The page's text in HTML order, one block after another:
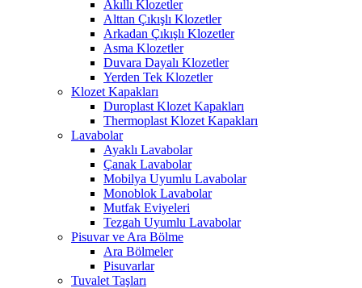
Akıllı Klozetler
Alttan Çıkışlı Klozetler
Arkadan Çıkışlı Klozetler
Asma Klozetler
Duvara Dayalı Klozetler
Yerden Tek Klozetler
Klozet Kapakları
Duroplast Klozet Kapakları
Thermoplast Klozet Kapakları
Lavabolar
Ayaklı Lavabolar
Çanak Lavabolar
Mobilya Uyumlu Lavabolar
Monoblok Lavabolar
Mutfak Eviyeleri
Tezgah Uyumlu Lavabolar
Pisuvar ve Ara Bölme
Ara Bölmeler
Pisuvarlar
Tuvalet Taşları